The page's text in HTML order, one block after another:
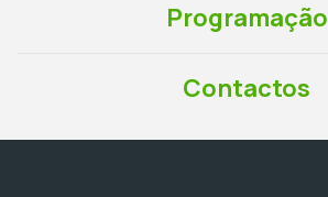
Programação
Contactos